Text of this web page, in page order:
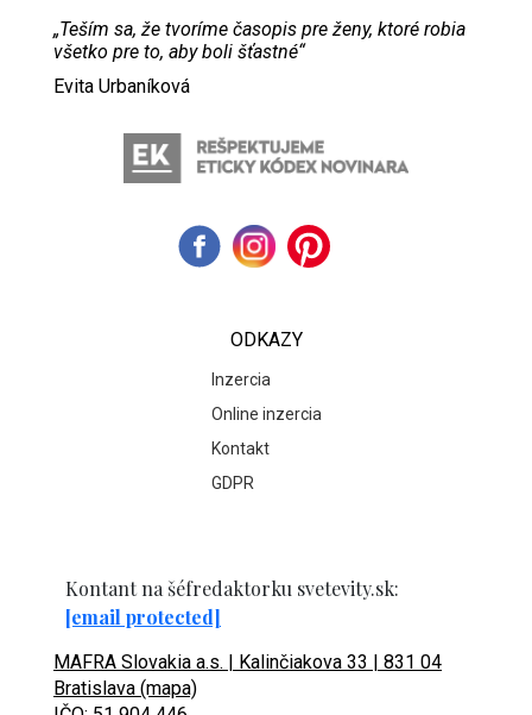
„Teším sa, že tvoríme časopis pre ženy, ktoré robia
všetko pre to, aby boli šťastné“
Evita Urbaníková
ODKAZY
Inzercia
Online inzercia
Kontakt
GDPR
Kontant na šéfredaktorku svetevity.sk:
[email protected]
MAFRA Slovakia a.s. | Kalinčiakova 33 | 831 04
Bratislava (mapa)